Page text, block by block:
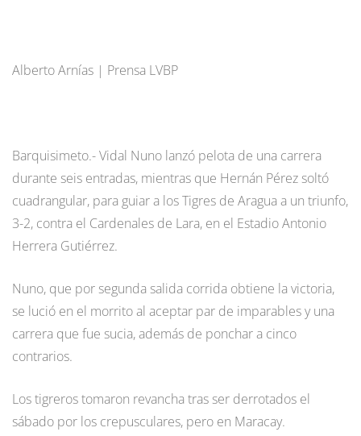
Alberto Arnías | Prensa LVBP
Barquisimeto.- Vidal Nuno lanzó pelota de una carrera
durante seis entradas, mientras que Hernán Pérez soltó
cuadrangular, para guiar a los Tigres de Aragua a un triunfo,
3-2, contra el Cardenales de Lara, en el Estadio Antonio
Herrera Gutiérrez.
Nuno, que por segunda salida corrida obtiene la victoria,
se lució en el morrito al aceptar par de imparables y una
carrera que fue sucia, además de ponchar a cinco
contrarios.
Los tigreros tomaron revancha tras ser derrotados el
sábado por los crepusculares, pero en Maracay.